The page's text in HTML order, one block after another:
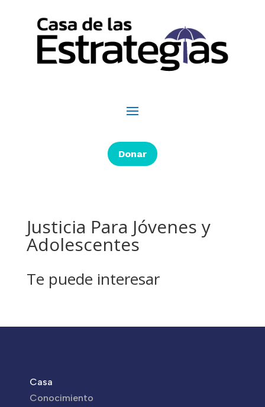
Donar
Justicia Para Jóvenes y
Adolescentes
Te puede interesar
Casa
Conocimiento